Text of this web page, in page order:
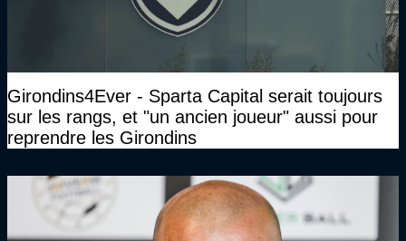
Girondins4Ever - Sparta Capital serait toujours
sur les rangs, et "un ancien joueur" aussi pour
reprendre les Girondins